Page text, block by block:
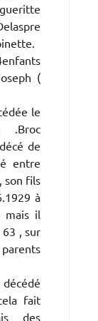
(
le
.Broc
de
entre
son fils
à
mais il
, sur
fait
des